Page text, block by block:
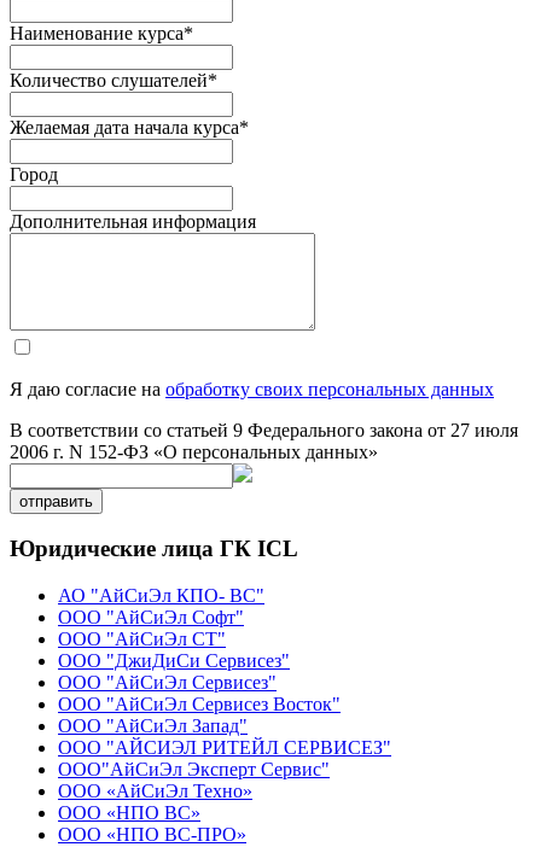
Наименование курса*
Количество слушателей*
Желаемая дата начала курса*
Город
Дополнительная информация
Я даю согласие на обработку своих персональных данных
В соответствии со статьей 9 Федерального закона от 27 июля
2006 г. N 152-ФЗ «О персональных данных»
отправить
Юридические лица ГК ICL
АО "АйСиЭл КПО- ВС"
ООО "АйСиЭл Софт"
ООО "АйСиЭл СТ"
ООО "ДжиДиСи Сервисез"
ООО "АйСиЭл Сервисез"
ООО "АйСиЭл Сервисез Восток"
ООО "АйСиЭл Запад"
ООО "АЙСИЭЛ РИТЕЙЛ СЕРВИСЕЗ"
ООО"АйСиЭл Эксперт Сервис"
ООО «АйСиЭл Техно»
ООО «НПО ВС»
ООО «НПО ВС-ПРО»